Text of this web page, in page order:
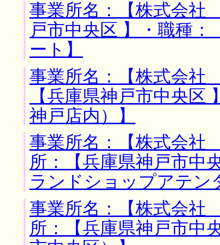
事業所名：【株式会
戸市中央区 】・職種
ート】
事業所名：【株式会
【兵庫県神戸市中央区
神戸店内）】
事業所名：【株式会
所：【兵庫県神戸市中
ランドショップアテン
事業所名：【株式会
所：【兵庫県神戸市中